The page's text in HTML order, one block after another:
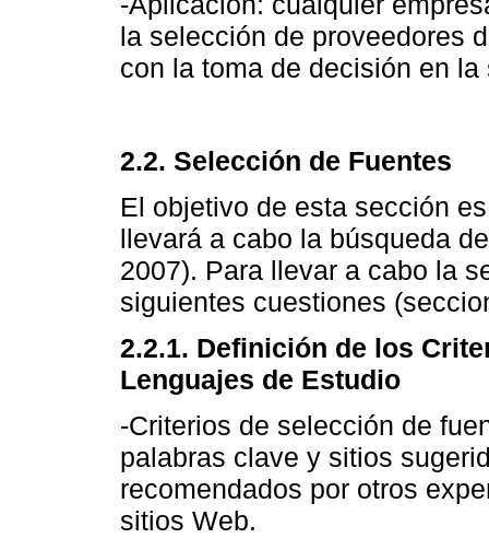
la selección de proveedores
con la toma de decisión en
2.2. Selección de Fuentes
El objetivo de esta sección
llevará a cabo la búsqueda
2007). Para llevar a cabo la
siguientes cuestiones
2.2.1. Definición de los
Lenguajes de Estudio
-Criterios de selección de
palabras clave y sitios
recomendados por otros
sitios Web.